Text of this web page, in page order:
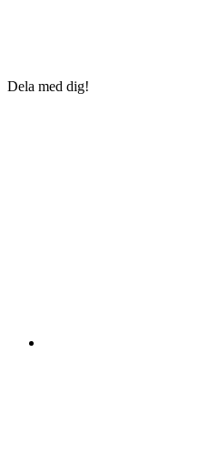
Dela med dig!